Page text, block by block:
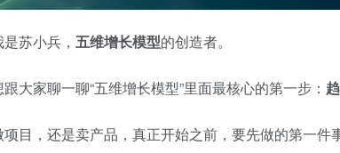
苏小兵， 五维增长模型的创造者。
大家聊一聊“五维增长模型”里面最核心的第一步：
目，还是卖产品，真正开始之前，要先做的第一件